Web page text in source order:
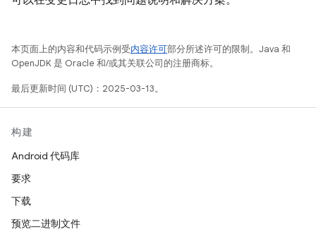
本页面上的内容和代码示例受内容许可部分所述许可的限制。Java 和
OpenJDK 是 Oracle 和/或其关联公司的注册商标。
最后更新时间 (UTC)：2025-03-13。
构建
Android 代码库
要求
下载
预览二进制文件